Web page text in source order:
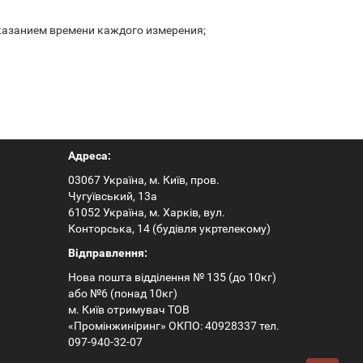
времени каждого измерения;
Адреса:
03067 Україна, м. Київ, пров.
Чугуївський, 13а
61052 Україна, м. Харків, вул.
Конторська, 14 (будівля укртелекому)
Відправлення:
Нова пошта відділення № 135 (до 10кг)
або №6 (понад 10кг)
м. Київ отримувач ТОВ
«Промінжиніринг» ОКПО: 40928337 тел.
097-940-32-07